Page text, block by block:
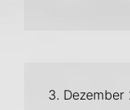
3. Dezember